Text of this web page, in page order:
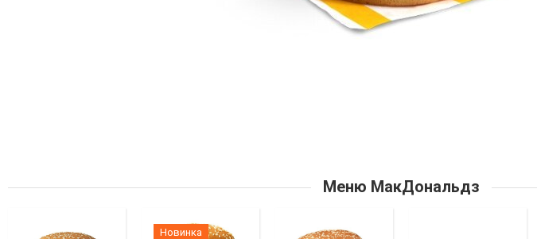
Меню МакДональдз
Новинка